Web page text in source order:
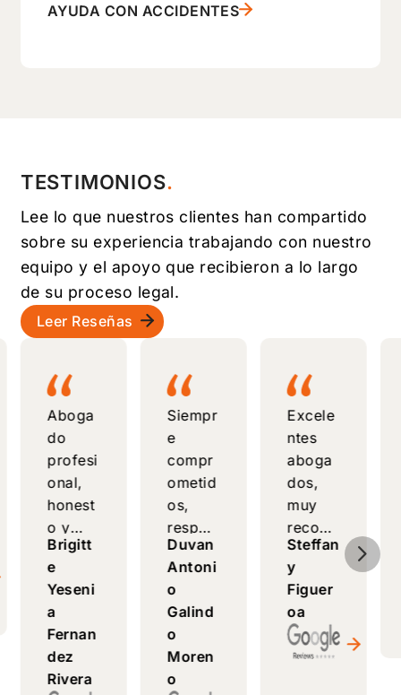
AYUDA CON ACCIDENTES
TESTIMONIOS
Lee lo que nuestros clientes han compartido
sobre su experiencia trabajando con nuestro
equipo y el apoyo que recibieron a lo largo
de su proceso legal.
Leer Reseñas
Aboga
do
profesi
onal,
honest
o y
compe
tente,
brinda
asesorí
a clara
y
realista
Brigitt
e
Yeseni
a
Fernan
dez
Rivera
Siempr
e
compr
ometid
os,
respon
sables
y con
un
excele
nte
servici
o. Muy
Duvan
Antoni
o
Galind
o
Moren
o
Excele
ntes
aboga
dos,
muy
recom
endabl
es
para
inmigr
antes.
Confia
Steffan
y
Figuer
oa
5